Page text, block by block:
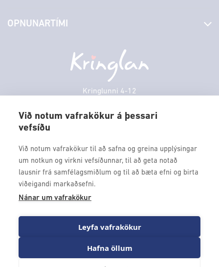
Við notum vafrakökur á þessari
vefsíðu
Við notum vafrakökur til að safna og greina upplýsingar
um notkun og virkni vefsíðunnar, til að geta notað
lausnir frá samfélagsmiðlum og til að bæta efni og birta
viðeigandi markaðsefni.
Nánar um vafrakökur
Leyfa vafrakökur
Hafna öllum
Kringlunni 4-12
kringlan@kringlan.is
Hafðu samband
Persónuverndarstefna
Borgarbókasafn
Borgarleikhúsið
Ævintýraland
OPNUNARTÍMI
Þriðjudagur
VERTU MEÐ
Fáðu forskot á dagskrána okkar og sértilboð með því að skrá